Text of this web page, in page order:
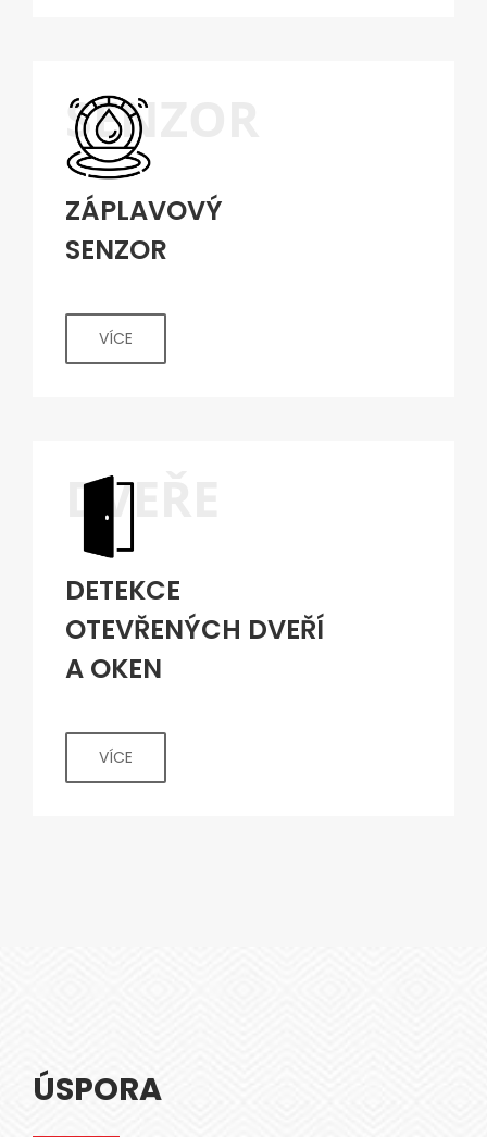
SENZOR
ZÁPLAVOVÝ
SENZOR
VÍCE
DVEŘE
DETEKCE
OTEVŘENÝCH DVEŘÍ
A OKEN
VÍCE
ÚSPORA